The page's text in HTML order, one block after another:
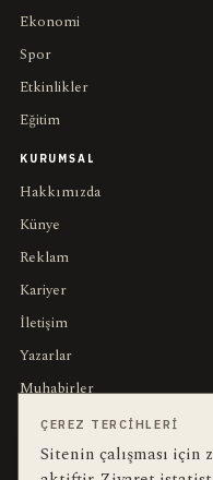
Ekonomi
Spor
Etkinlikler
Eğitim
KURUMSAL
Hakkımızda
Künye
Reklam
Kariyer
İletişim
Yazarlar
Muhabirler
Editörler
ÇEREZ TERCIHLERI
Sitenin çalışması için